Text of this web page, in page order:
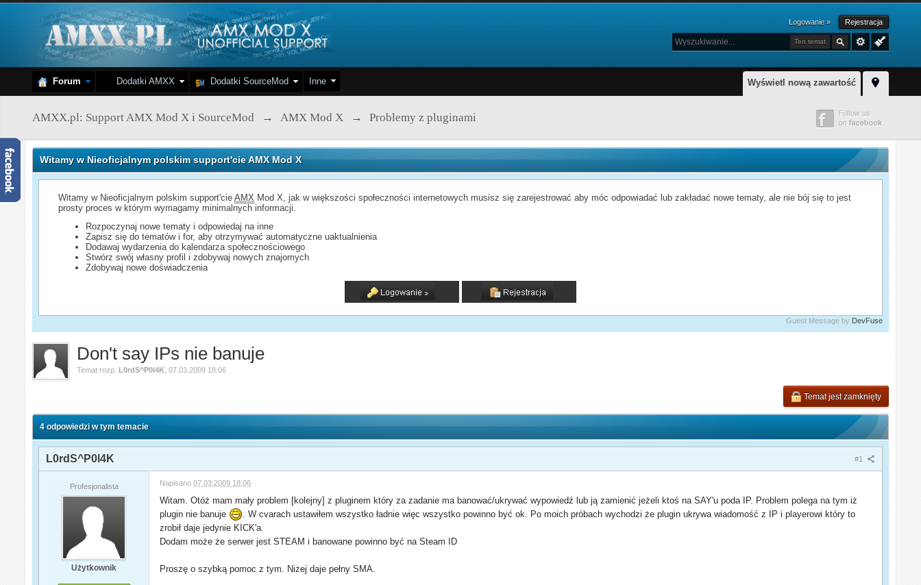
Logowanie » Rejestracja
Ten temat
Wyświetl nową zawartość
Forum Dodatki AMXX Dodatki SourceMod Inne
AMXX.pl: Support AMX Mod X i SourceMod → AMX Mod X → Problemy z pluginami
Witamy w Nieoficjalnym polskim support'cie AMX Mod X
Witamy w Nieoficjalnym polskim support'cieAMX Mod X, jak w większości społeczności internetowych musisz się zarejestrować aby móc odpowiadać lub zakładać nowe tematy, ale nie bój się to jest
prosty proces w którym wymagamy minimalnych informacji.
Rozpoczynaj nowe tematy i odpowiedaj na inne
Zapisz się do tematów i for, aby otrzymywać automatyczne uaktualnienia
Dodawaj wydarzenia do kalendarza społecznościowego
Stwórz swój własny profil i zdobywaj nowych znajomych
Zdobywaj nowe doświadczenia
Guest Message by DevFuse
Don't say IPs nie banuje
Temat rozp.L0rdS^P0l4K ,07.03.2009 18:06
Temat jest zamknięty
4 odpowiedzi w tym temacie
#1
L0rdS^P0l4K
Profesjonalista
Użytkownik
Napisano07.03.2009 18:06
Witam. Otóż mam mały problem [kolejny] z pluginem który za zadanie ma banować/ukrywać wypowiedź lub ją zamienić jeżeli ktoś na SAY'u poda IP. Problem polega na tym iż
plugin nie banuje
. W cvarach ustawiłem wszystko ładnie więc wszystko powinno być ok. Po moich próbach wychodzi że plugin ukrywa wiadomość z IP i playerowi który to
zrobił daje jedynie KICK'a.
Dodam może że serwer jest STEAM i banowane powinno być na Steam ID
Proszę o szybką pomoc z tym. Niżej daje pełny SMA.